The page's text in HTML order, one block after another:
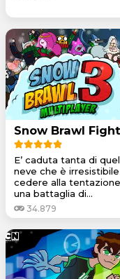
Snow Brawl
E’ caduta tanta di
neve che è
cedere alla
una battaglia di...
34.879